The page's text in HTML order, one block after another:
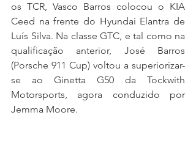
os TCR, Vasco Barros colocou o KIA
Ceed na frente do Hyundai Elantra de
Luís Silva. Na classe GTC, e tal como na
qualificação anterior, José Barros
(Porsche 911 Cup) voltou a superiorizar-
se ao Ginetta G50 da Tockwith
Motorsports, agora conduzido por
Jemma Moore.